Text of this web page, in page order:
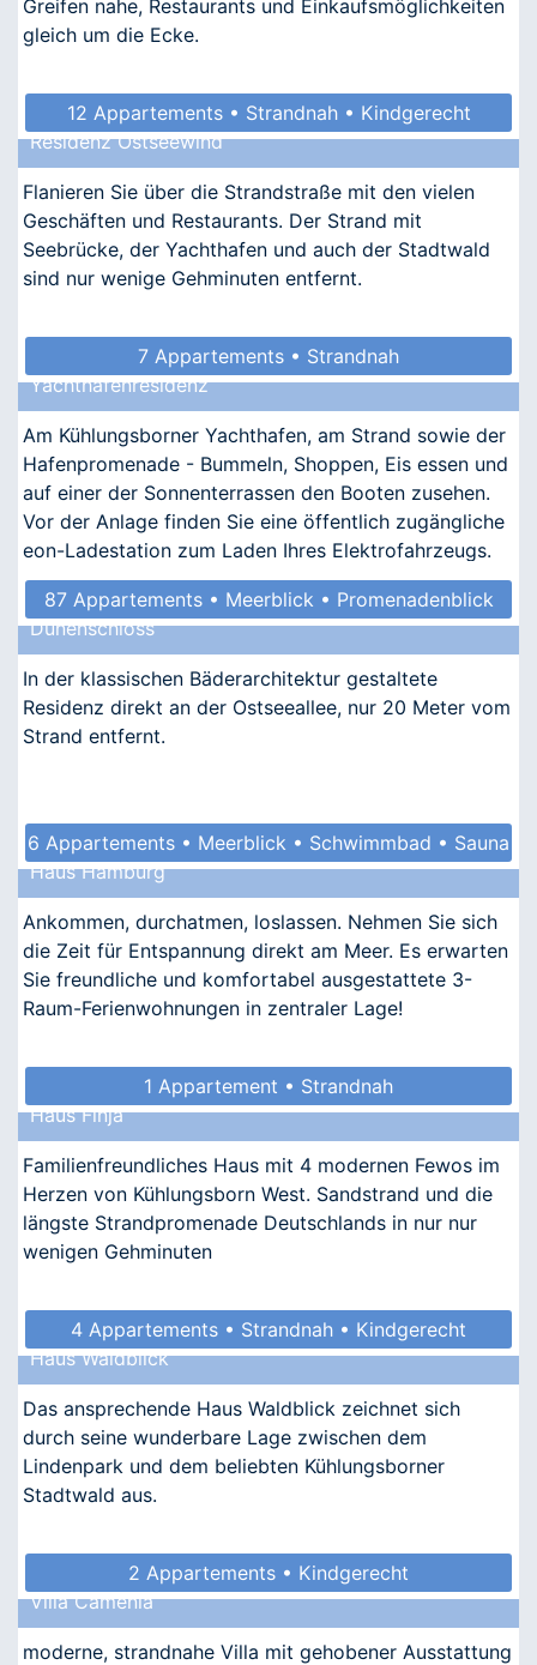
Greifen nahe, Restaurants und Einkaufsmöglichkeiten
gleich um die Ecke.
12 Appartements • Strandnah • Kindgerecht
• Barrierefrei • Allergikergeeignet
Residenz Ostseewind
Flanieren Sie über die Strandstraße mit den vielen
Geschäften und Restaurants. Der Strand mit
Seebrücke, der Yachthafen und auch der Stadtwald
sind nur wenige Gehminuten entfernt.
7 Appartements • Strandnah
Yachthafenresidenz
Am Kühlungsborner Yachthafen, am Strand sowie der
Hafenpromenade - Bummeln, Shoppen, Eis essen und
auf einer der Sonnenterrassen den Booten zusehen.
Vor der Anlage finden Sie eine öffentlich zugängliche
eon-Ladestation zum Laden Ihres Elektrofahrzeugs.
87 Appartements • Meerblick • Promenadenblick
• Kindgerecht • Barrierefrei
Dünenschloss
In der klassischen Bäderarchitektur gestaltete
Residenz direkt an der Ostseeallee, nur 20 Meter vom
Strand entfernt.
6 Appartements • Meerblick • Schwimmbad • Sauna
Haus Hamburg
Ankommen, durchatmen, loslassen. Nehmen Sie sich
die Zeit für Entspannung direkt am Meer. Es erwarten
Sie freundliche und komfortabel ausgestattete 3-
Raum-Ferienwohnungen in zentraler Lage!
1 Appartement • Strandnah
Haus Finja
Familienfreundliches Haus mit 4 modernen Fewos im
Herzen von Kühlungsborn West. Sandstrand und die
längste Strandpromenade Deutschlands in nur nur
wenigen Gehminuten
4 Appartements • Strandnah • Kindgerecht
Haus Waldblick
Das ansprechende Haus Waldblick zeichnet sich
durch seine wunderbare Lage zwischen dem
Lindenpark und dem beliebten Kühlungsborner
Stadtwald aus.
2 Appartements • Kindgerecht
Villa Camenia
moderne, strandnahe Villa mit gehobener Ausstattung